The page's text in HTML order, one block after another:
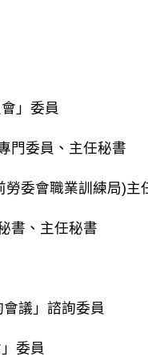
」委員
門委員、主任秘書
委會職業訓練局)主
書、主任秘書
議」諮詢委員
委員